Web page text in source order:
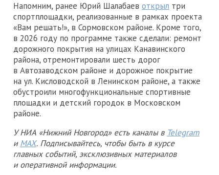
Напомним, ранее Юрий Шалабаев открыл три
спортплощадки, реализованные в рамках проекта
«Вам решать!», в Сормовском районе. Кроме того,
в 2026 году по программе также сделали: ремонт
дорожного покрытия на улицах Канавинского
района, отремонтировали шесть дорог
в Автозаводском районе и дорожное покрытие
на ул. Кисловодской в Ленинском районе, а также
обустроили многофункциональные спортивные
площадки и детский городок в Московском
районе.
У НИА «Нижний Новгород» есть каналы в Telegram
и MAX. Подписывайтесь, чтобы быть в курсе
главных событий, эксклюзивных материалов
и оперативной информации.